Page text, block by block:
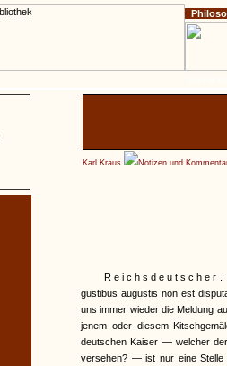
Karl Kraus Notizen und
Reichsdeutscher
gustibus augustis non est
uns immer wieder die Meldung
jenem oder diesem
deutschen Kaiser — welcher
versehen? — ist nur eine Stelle